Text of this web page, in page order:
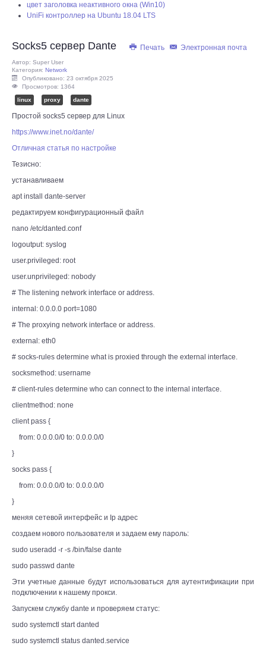
цвет заголовка неактивного окна (Win10)
UniFi контроллер на Ubuntu 18.04 LTS
Печать Электронная почта
Socks5 сервер Dante
Автор: Super User
Категория: Network
Опубликовано: 23 октября 2025
Просмотров: 1364
linux
proxy dante
Простой socks5 сервер для Linux
https://www.inet.no/dante/
Отличная статья по настройке
Тезисно:
устанавливаем
apt install dante-server
редактируем конфигурационный файл
nano /etc/danted.conf
logoutput: syslog
user.privileged: root
user.unprivileged: nobody
# The listening network interface or address.
internal: 0.0.0.0 port=1080
# The proxying network interface or address.
external: eth0
# socks-rules determine what is proxied through the external interface.
socksmethod: username
# client-rules determine who can connect to the internal interface.
clientmethod: none
client pass {
from: 0.0.0.0/0 to: 0.0.0.0/0
}
socks pass {
from: 0.0.0.0/0 to: 0.0.0.0/0
}
меняя сетевой интерфейс и Ip адрес
создаем нового пользователя и задаем ему пароль:
sudo useradd -r -s /bin/false dante
sudo passwd dante
Эти учетные данные будут использоваться для аутентификации при
подключении к нашему прокси.
Запускем службу dante и проверяем статус:
sudo systemctl start danted
sudo systemctl status danted.service